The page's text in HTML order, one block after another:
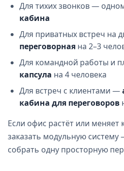
Для тихих звонков —
кабина
Для приватных встреч на
переговорная на 2–3
Для командной работы и
капсула на 4 человека
Для встреч с клиентами —
кабина для переговоров
Если офис растёт или
заказать модульную систему
собрать одну просторную